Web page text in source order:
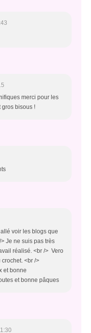
merci pour les
gros bisous !
voir les blogs que
Je ne suis pas très
réalisé. <br /> Vero
<br />
et bonne
et bonne pâques